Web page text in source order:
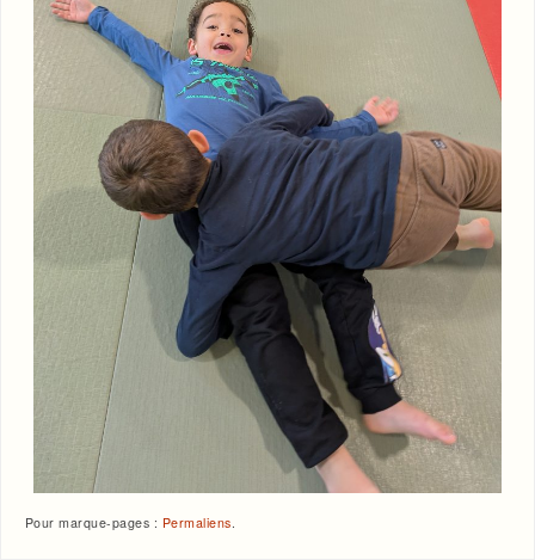
Pour marque-pages : Permaliens